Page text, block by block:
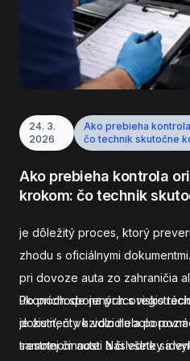
24. 3.
2026
Ako prebieha
čo technik skutočne
Ako prebieha kontrola
krokom: čo technik
je dôležitý proces, ktorý
zhodu s oficiálnymi
pri dovoze auta zo zahraničia
úkonoch spojených s
je zistiť, či vozidlo nebolo
trestnej činnosti a či všetky
Po príchode na pracovisko
dokumenty k vozidlu a
samotnom aute. Následne sa